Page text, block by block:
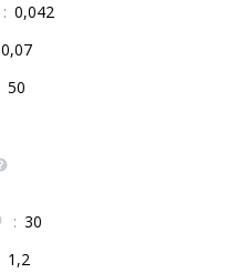
: 0,042
0,07
50
: 30
1,2